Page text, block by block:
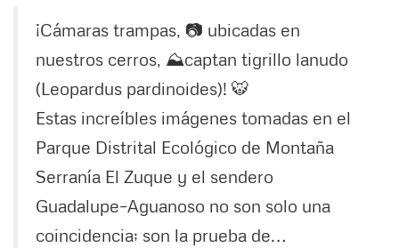
¡Cámaras trampas, 📷 ubicadas en
nuestros cerros, ⛰️captan tigrillo lanudo
(Leopardus pardinoides)! 🐯
Estas increíbles imágenes tomadas en el
Parque Distrital Ecológico de Montaña
Serranía El Zuque y el sendero
Guadalupe–Aguanoso no son solo una
coincidencia; son la prueba de…